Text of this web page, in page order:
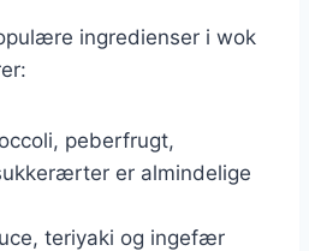
ingredienser i wok
peberfrugt,
er almindelige
teriyaki og ingefær